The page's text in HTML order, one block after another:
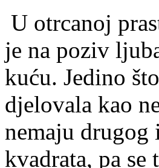
U otrcanoj
je na poziv
kuću. Jedino
djelovala kao
nemaju
kvadrata, pa